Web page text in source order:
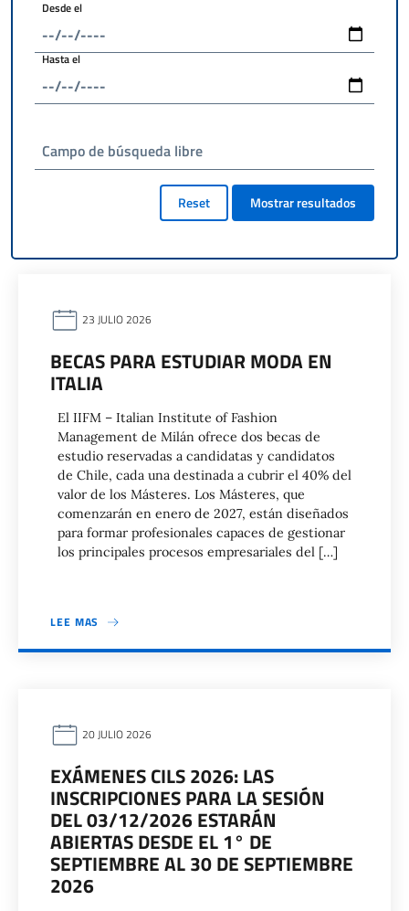
Desde el
Hasta el
Campo de búsqueda libre
Reset Mostrar resultados
23 JULIO 2026
BECAS PARA ESTUDIAR MODA EN
ITALIA
El IIFM – Italian Institute of Fashion
Management de Milán ofrece dos becas de
estudio reservadas a candidatas y candidatos
de Chile, cada una destinada a cubrir el 40% del
valor de los Másteres. Los Másteres, que
comenzarán en enero de 2027, están diseñados
para formar profesionales capaces de gestionar
los principales procesos empresariales del […]
LEE MAS
20 JULIO 2026
EXÁMENES CILS 2026: LAS
INSCRIPCIONES PARA LA SESIÓN
DEL 03/12/2026 ESTARÁN
ABIERTAS DESDE EL 1° DE
SEPTIEMBRE AL 30 DE SEPTIEMBRE
2026